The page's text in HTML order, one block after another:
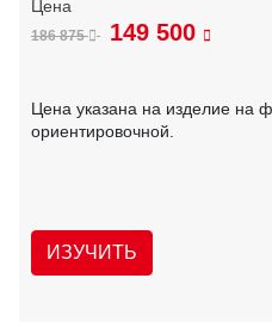
186 875 149 500
Цена указана на изделие на
ориентировочной.
ИЗУЧИТЬ